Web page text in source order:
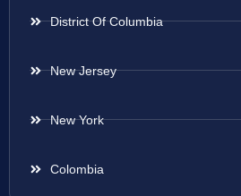
District Of Columbia
New Jersey
New York
Colombia